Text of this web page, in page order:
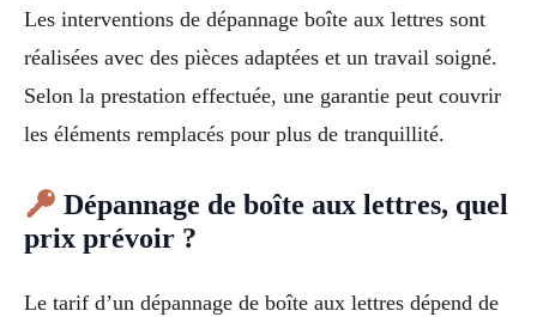
Les interventions de dépannage boîte aux lettres sont
réalisées avec des pièces adaptées et un travail soigné.
Selon la prestation effectuée, une garantie peut couvrir
les éléments remplacés pour plus de tranquillité.
Dépannage de boîte aux lettres, quel
prix prévoir ?
Le tarif d’un dépannage de boîte aux lettres dépend de